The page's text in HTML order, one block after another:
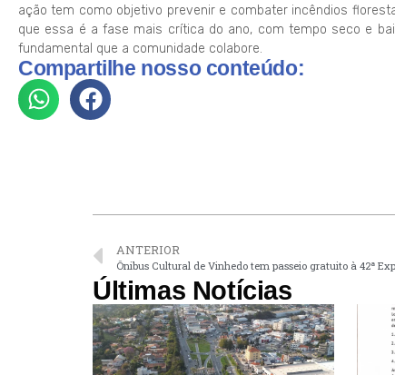
ação tem como objetivo prevenir e combater incêndios
que essa é a fase mais crítica do ano, com tempo seco e
fundamental que a comunidade colabore.
Compartilhe nosso conteúdo:
ANTERIOR
Ônibus Cultural de Vinhedo tem passeio gratuito à 42ª
Últimas Notícias